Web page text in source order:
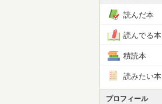
読んだ本
読んでる本
積読本
読みたい本
プロフィール